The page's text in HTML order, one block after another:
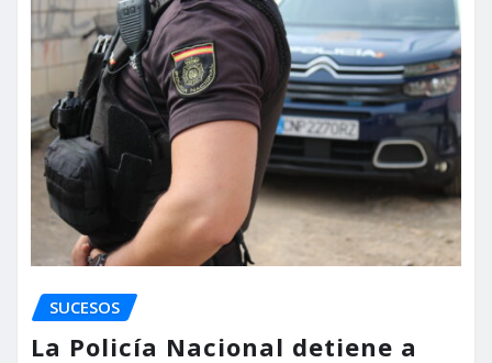
SUCESOS
La Policía Nacional detiene a